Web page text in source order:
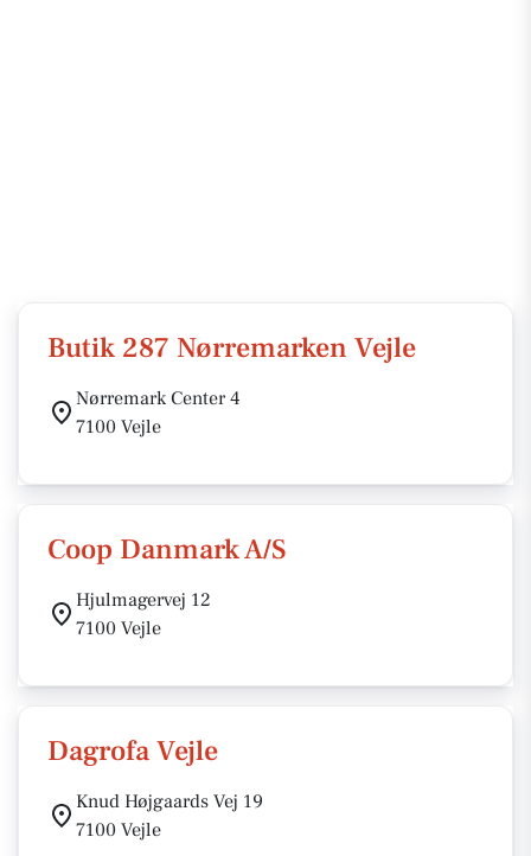
Butik 287 Nørremarken Vejle
Nørremark Center 4
7100 Vejle
Coop Danmark A/S
Hjulmagervej 12
7100 Vejle
Dagrofa Vejle
Knud Højgaards Vej 19
7100 Vejle